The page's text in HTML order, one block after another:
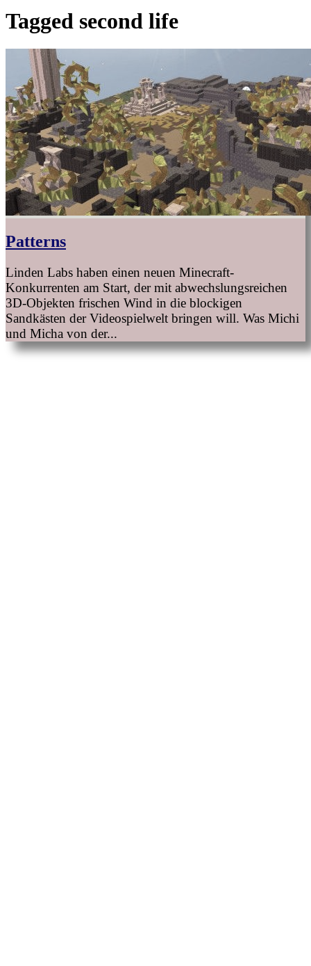
Tagged second life
Patterns
Linden Labs haben einen neuen Minecraft-
Konkurrenten am Start, der mit abwechslungsreichen
3D-Objekten frischen Wind in die blockigen
Sandkästen der Videospielwelt bringen will. Was Michi
und Micha von der...